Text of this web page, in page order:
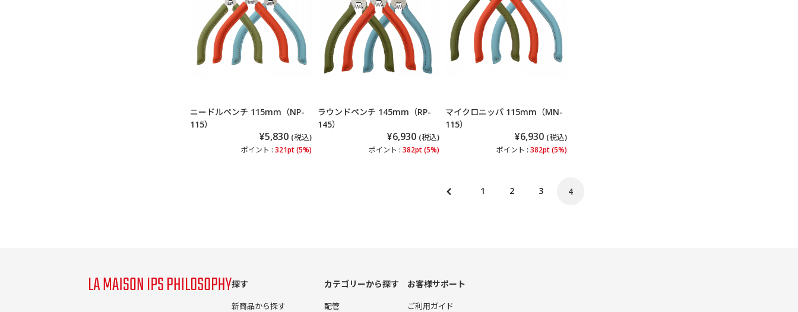
ニードルペンチ 115mm（NP-
115）
¥5,830 (税込)
ポイント : 321pt (5%)
ラウンドペンチ 145mm（RP-
145）
¥6,930 (税込)
ポイント : 382pt (5%)
マイクロニッパ 115mm（MN-
115）
¥6,930 (税込)
ポイント : 382pt (5%)
前
1 2 3 4
探す
新商品から探す
カテゴリーから探す
配管
お客様サポート
ご利用ガイド